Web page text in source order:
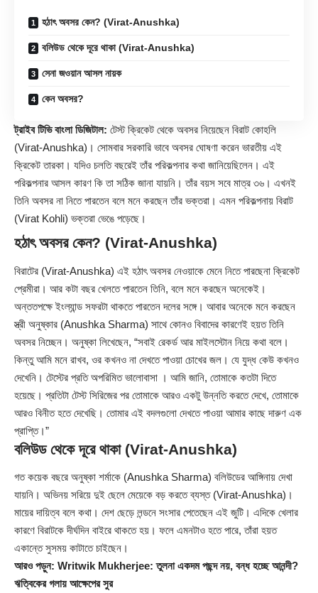
হঠাৎ অবসর কেন? (Virat-Anushka)
বলিউড থেকে দূরে থাকা (Virat-Anushka)
সেনা জওয়ান আসল নায়ক
কেন অবসর?
ট্রাইব টিভি বাংলা ডিজিটাল: টেস্ট ক্রিকেট থেকে অবসর নিয়েছেন বিরাট কোহলি
(Virat-Anushka)। সোমবার সরকারি ভাবে অবসর ঘোষণা করেন ভারতীয় এই
ক্রিকেট তারকা। যদিও চলতি বছরেই তাঁর পরিকল্পনার কথা জানিয়েছিলেন। এই
পরিকল্পনার আসল কারণ কি তা সঠিক জানা যায়নি। তাঁর বয়স সবে মাত্র ৩৬। এখনই
তিনি অবসর না নিতে পারতেন বলে মনে করছেন তাঁর ভক্তরা। এমন পরিকল্পনায় বিরাট
(Virat Kohli) ভক্তরা ভেঙে পড়েছে।
হঠাৎ অবসর কেন? (Virat-Anushka)
বিরাটের (Virat-Anushka) এই হঠাৎ অবসর নেওয়াকে মেনে নিতে পারছেনা ক্রিকেট
প্রেমীরা। আর কটা বছর খেলতে পারতেন তিনি, বলে মনে করছেন অনেকেই।
অন্ততপক্ষে ইংল্যান্ড সফরটা থাকতে পারতেন দলের সঙ্গে। আবার অনেকে মনে করছেন
স্ত্রী অনুষ্কার (Anushka Sharma) সাথে কোনও বিবাদের কারণেই হয়ত তিনি
অবসর নিচ্ছেন। অনুষ্কা লিখেছেন, “সবাই রেকর্ড আর মাইলস্টোন নিয়ে কথা বলে।
কিন্তু আমি মনে রাখব, ওর কখনও না দেখতে পাওয়া চোখের জল। যে যুদ্ধ কেউ কখনও
দেখেনি। টেস্টের প্রতি অপরিমিত ভালোবাসা । আমি জানি, তোমাকে কতটা দিতে
হয়েছে। প্রতিটা টেস্ট সিরিজের পর তোমাকে আরও একটু উন্নতি করতে দেখে, তোমাকে
আরও বিনীত হতে দেখেছি। তোমার এই বদলগুলো দেখতে পাওয়া আমার কাছে দারুণ এক
প্রাপ্তি।”
বলিউড থেকে দূরে থাকা (Virat-Anushka)
গত কয়েক বছরে অনুষ্কা শর্মাকে (Anushka Sharma) বলিউডের আঙ্গিনায় দেখা
যায়নি। অভিনয় সরিয়ে দুই ছেলে মেয়েকে বড় করতে ব্যস্ত (Virat-Anushka)।
মায়ের দায়িত্ব বলে কথা। দেশ ছেড়ে লন্ডনে সংসার পেতেছেন এই জুটি। এদিকে খেলার
কারণে বিরাটকে দীর্ঘদিন বাইরে থাকতে হয়। ফলে এমনটাও হতে পারে, তাঁরা হয়ত
একান্তে সুসময় কাটাতে চাইছেন।
আরও পড়ুন: Writwik Mukherjee: তুলনা একদম পছন্দ নয়, বন্ধ হচ্ছে আনন্দী?
ঋত্বিকের গলায় আক্ষেপের সুর